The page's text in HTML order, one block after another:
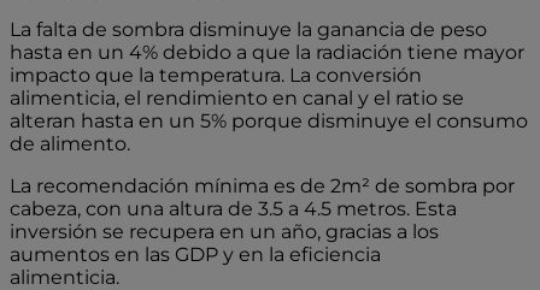
La falta de sombra disminuye la ganancia de peso
hasta en un 4% debido a que la radiación tiene mayor
impacto que la temperatura. La conversión
alimenticia, el rendimiento en canal y el ratio se
alteran hasta en un 5% porque disminuye el consumo
de alimento.
La recomendación mínima es de 2m² de sombra por
cabeza, con una altura de 3.5 a 4.5 metros. Esta
inversión se recupera en un año, gracias a los
aumentos en las GDP y en la eficiencia